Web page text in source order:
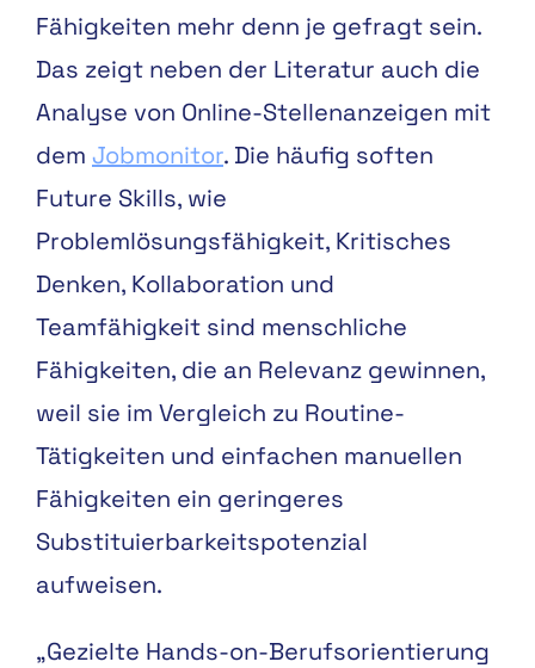
Fähigkeiten mehr denn je gefragt sein.
Das zeigt neben der Literatur auch die
Analyse von Online-Stellenanzeigen mit
dem Jobmonitor. Die häufig soften
Future Skills, wie
Problemlösungsfähigkeit, Kritisches
Denken, Kollaboration und
Teamfähigkeit sind menschliche
Fähigkeiten, die an Relevanz gewinnen,
weil sie im Vergleich zu Routine-
Tätigkeiten und einfachen manuellen
Fähigkeiten ein geringeres
Substituierbarkeitspotenzial
aufweisen.
„Gezielte Hands-on-Berufsorientierung